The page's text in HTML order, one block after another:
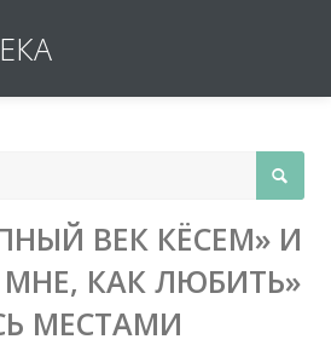
ВЕК КЁСЕМ» И
КАК ЛЮБИТЬ»
МЕСТАМИ